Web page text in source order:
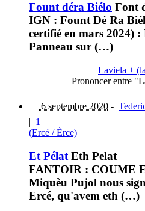
Fount déra Biélo Font
IGN : Fount Dé Ra
certifié en mars 2024)
Panneau sur (…)
Laviela +
Prononcer entre
6 septembre 2020 -
| 1
(Ercé / Èrce)
Et Pélat Eth Pelat
FANTOIR : COUME
Miquèu Pujol nous
Ercé, qu'avem eth (…)